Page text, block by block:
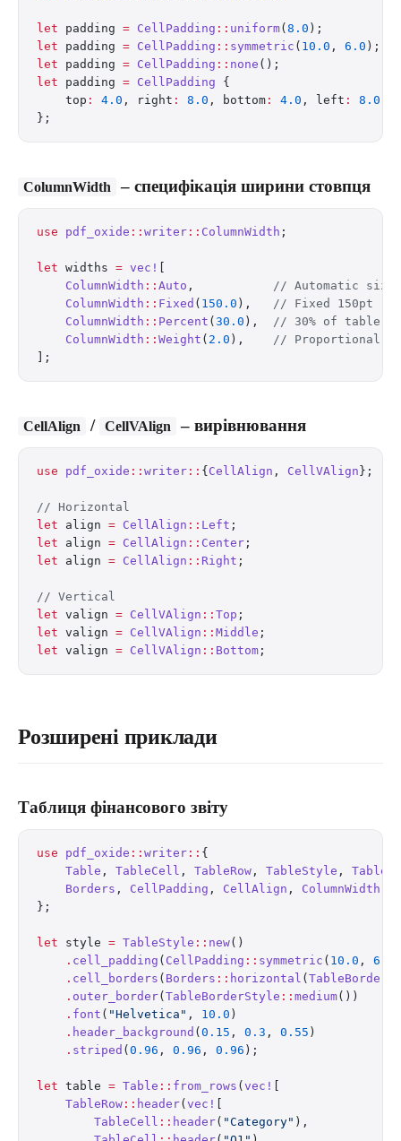
let padding = CellPadding :: uniform( 8.0
let padding = CellPadding :: symmetric ( 10.0 , 6.0
let padding = CellPadding :: none
let padding = CellPadding {
    top
: 4.0 , right : 8.0 , bottom : 4.0 , left : 8.0
};
ColumnWidth – специфікація ширини стовпця
use pdf_oxide :: writer :: ColumnWidth ;
let widths = vec!
    ColumnWidth
:: Auto , // Automatic
    ColumnWidth
:: Fixed ( 150.0 ), // Fixed 150pt
    ColumnWidth
:: Percent ( 30.0 ), // 30% of table
    ColumnWidth
:: Weight ( 2.0 ), // Proportional
];
CellAlign / CellVAlign – вирівнювання
use pdf_oxide :: writer :: { CellAlign , CellVAlign };
// Horizontal
let align = CellAlign :: Left ;
let align = CellAlign :: Center ;
let align = CellAlign :: Right ;
// Vertical
let valign = CellVAlign :: Top ;
let valign = CellVAlign :: Middle ;
let valign = CellVAlign :: Bottom ;
Розширені приклади
Таблиця фінансового звіту
use pdf_oxide :: writer :: {
    Table
, TableCell , TableRow , TableStyle ,
    Borders
, CellPadding , CellAlign , ColumnWidth
};
let style = TableStyle :: new()
    .
cell_padding ( CellPadding :: symmetric ( 10.0 , 6.0
    .
cell_borders ( Borders :: horizontal (
    .
outer_border( TableBorderStyle :: medium())
    .
font ( "Helvetica" , 10.0 )
    .
header_background ( 0.15 , 0.3 , 0.55 )
    .
striped ( 0.96 , 0.96 , 0.96 );
let table = Table :: from_rows ( vec!
    TableRow
:: header( vec!
        TableCell
:: header( "Category" ),